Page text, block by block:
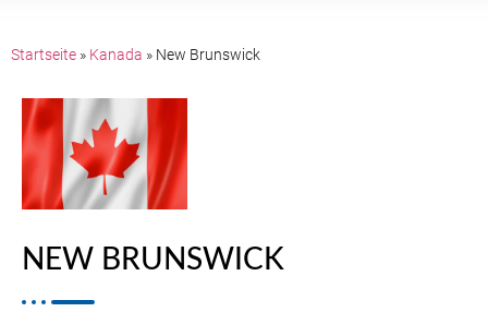
Startseite » Kanada » New Brunswick
NEW BRUNSWICK